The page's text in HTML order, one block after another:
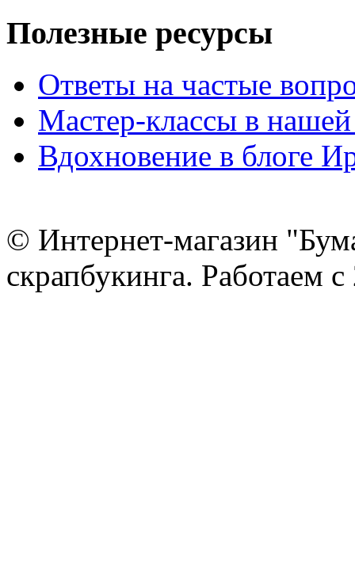
Полезные ресурсы
Ответы на частые
Мастер-классы в нашей
Вдохновение в блоге
© Интернет-магазин
скрапбукинга. Работаем с